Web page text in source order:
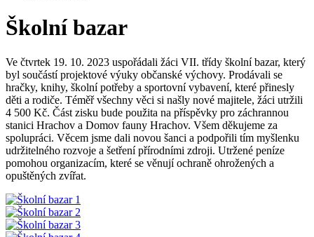
Školní bazar
Ve čtvrtek 19. 10. 2023 uspořádali žáci VII. třídy školní bazar, který
byl součástí projektové výuky občanské výchovy. Prodávali se
hračky, knihy, školní potřeby a sportovní vybavení, které přinesly
děti a rodiče. Téměř všechny věci si našly nové majitele, žáci utržili
4 500 Kč. Část zisku bude použita na příspěvky pro záchrannou
stanici Hrachov a Domov fauny Hrachov. Všem děkujeme za
spolupráci. Věcem jsme dali novou šanci a podpořili tím myšlenku
udržitelného rozvoje a šetření přírodními zdroji. Utržené peníze
pomohou organizacím, které se věnují ochraně ohrožených a
opuštěných zvířat.